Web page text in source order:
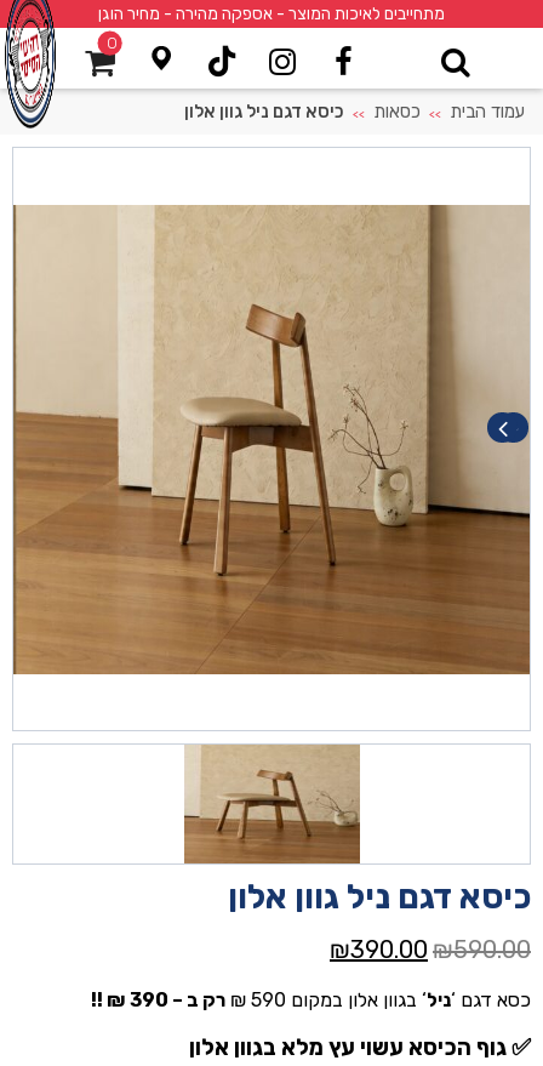
מתחייבים לאיכות המוצר - אספקה מהירה - מחיר הוגן
0
עמוד הבית >> כסאות >> כיסא דגם ניל גוון אלון
כיסא דגם ניל גוון אלון
₪590.00
המחיר
היה:
₪590.00.
₪390.00
הוא:
₪390.00.
כסא דגם ‘ניל‘ בגוון אלון במקום 590 ₪ רק ב – 390 ₪ !!
✅ גוף הכיסא עשוי עץ מלא בגוון אלון